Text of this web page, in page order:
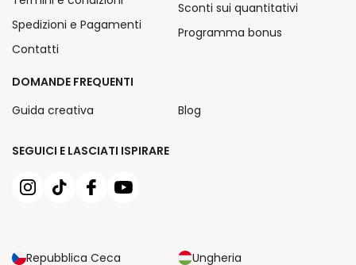
SEGUICI E LASCIATI ISPIRARE
Repubblica Ceca Ungheria
Spedizioni e Pagamenti
Contatti
Sconti sui quantitativi
Programma bonus
DOMANDE FREQUENTI
Guida creativa
Blog